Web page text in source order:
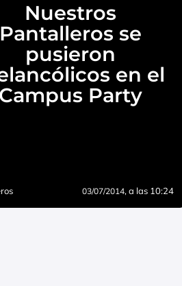
Nuestros
Pantalleros se
pusieron
en el
Campus Party
03/07/2014, a las 10:24